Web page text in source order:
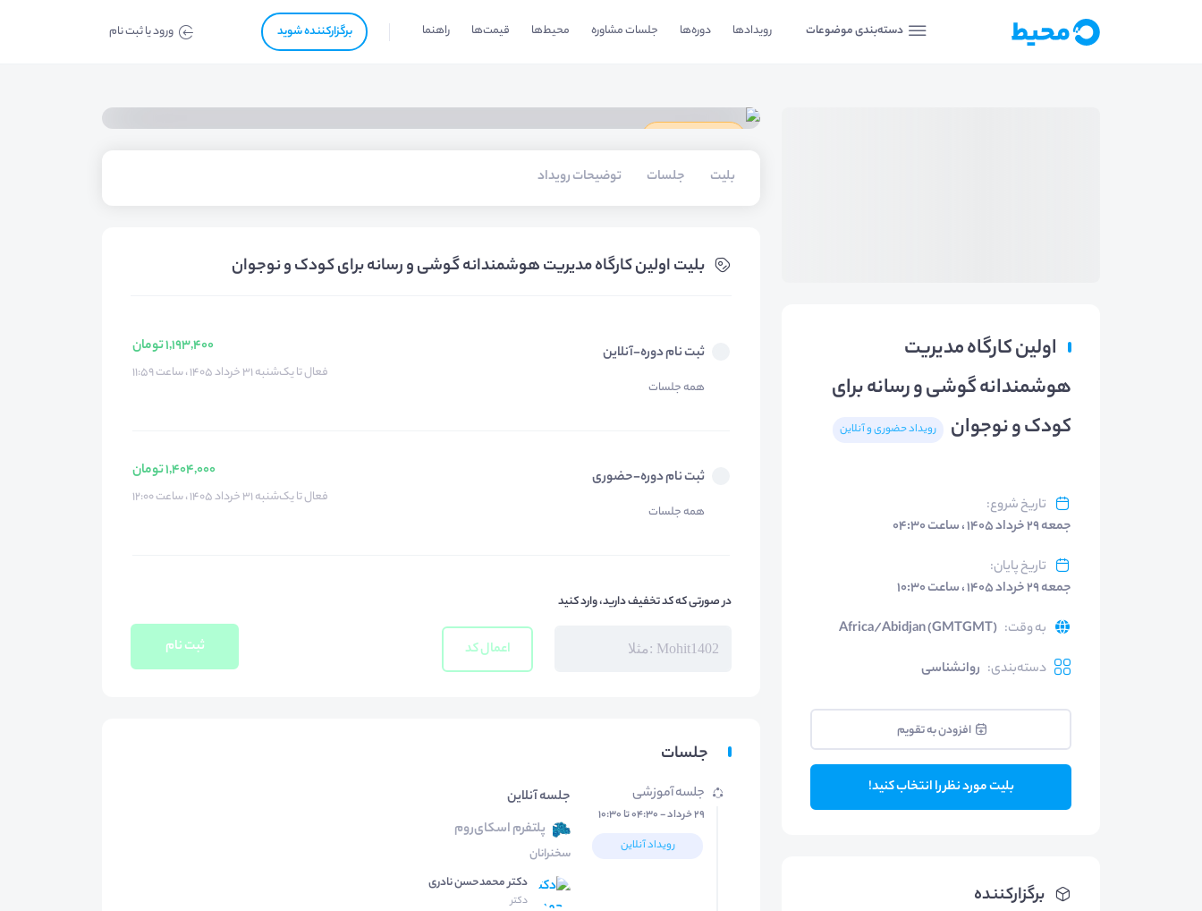
دسته‌بندی موضوعات رویدادها دوره‌ها جلسات مشاوره محیط‌ها قیمت‌ها راهنما برگزار‌‌کننده شوید ورود یا ثبت نام
اولین کارگاه مدیریت
هوشمندانه گوشی و رسانه برای
کودک و نوجوان
رویداد حضوری و آنلاین
تاریخ شروع:
جمعه ۲۹ خرداد ۱۴۰۵ ، ساعت ۰۴:۳۰
تاریخ پایان:
جمعه ۲۹ خرداد ۱۴۰۵ ، ساعت ۱۰:۳۰
به وقت:
Africa/Abidjan (GMTGMT)
دسته‌بندی: روانشناسی
افزودن به تقویم
بلیت مورد نظر را انتخاب کنید!
برگزارکننده
بلیت‌ جلسات توضیحات رویداد
بلیت‌ اولین کارگاه مدیریت هوشمندانه گوشی و رسانه برای کودک و نوجوان
ثبت نام دوره-آنلاین
همه جلسات
1,193,400 تومان
فعال تا یک‌شنبه ۳۱ خرداد ۱۴۰۵ ، ساعت ۱۱:۵۹
ثبت نام دوره-حضوری
همه جلسات
1,404,000 تومان
فعال تا یک‌شنبه ۳۱ خرداد ۱۴۰۵ ، ساعت ۱۲:۰۰
در صورتی که کد تخفیف دارید، وارد کنید
اعمال کد ثبت نام
جلسات
جلسه آموزشی
۲۹ خرداد - ۰۴:۳۰ تا ۱۰:۳۰
رویداد آنلاین
جلسه آنلاین
پلتفرم اسکای‌روم
سخنرانان
دکتر محمدحسن نادری
دکتر